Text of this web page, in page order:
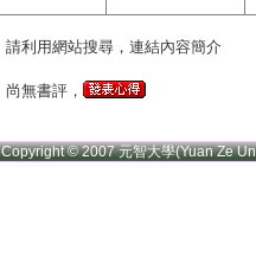
請利用網站搜尋，連結內容簡介
尚無書評，
Copyright © 2007 元智大學(Yuan Ze